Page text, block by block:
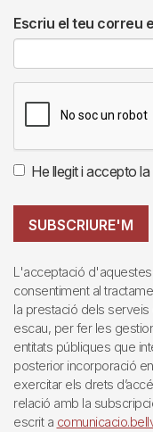
Escriu el teu correu
He llegit i accepto la
SUBSCRIURE'M
L'acceptació
consentiment al
la prestació dels serveis
escau, per fer les
entitats públiques que
posterior incorporació
exercitar els drets
relació amb la
escrit a